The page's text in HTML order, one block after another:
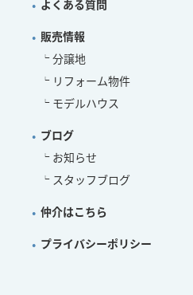
よくある質問
販売情報
分譲地
リフォーム物件
モデルハウス
ブログ
お知らせ
スタッフブログ
仲介はこちら
プライバシーポリシー